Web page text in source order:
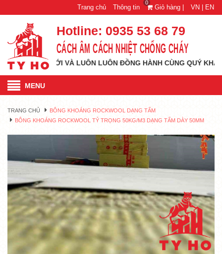
Trang chủ Thông tin
0
Giỏ hàng | VN | EN
Hotline: 0935 53 68 79
CÁCH ÂM CÁCH NHIỆT CHỐNG CHÁY
CAO MỚI VÀ LUÔN LUÔN ĐỒNG HÀNH CÙNG QUÝ KHÁCH
MENU
TRANG CHỦ
BÔNG KHOÁNG ROCKWOOL DẠNG TẤM
BÔNG KHOÁNG ROCKWOOL TỶ TRỌNG 50KG/M3 DẠNG TẤM DÀY 50MM